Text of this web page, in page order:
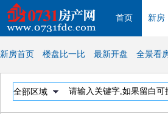
首页 新房
新房首页 楼盘比一比 最新开盘 全景看